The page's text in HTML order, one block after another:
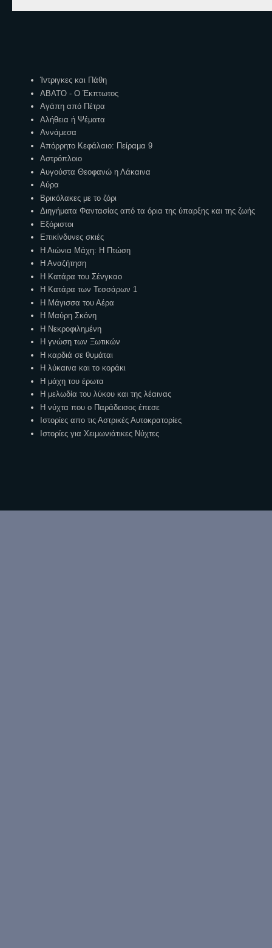
Ίντριγκες και Πάθη
ΑΒΑΤΟ - Ο Έκπτωτος
Αγάπη από Πέτρα
Αλήθεια ή Ψέματα
Αννάμεσα
Απόρρητο Κεφάλαιο: Πείραμα 9
Αστρόπλοιο
Αυγούστα Θεοφανώ η Λάκαινα
Αύρα
Βρικόλακες με το ζόρι
Διηγήματα Φαντασίας από τα όρια της ύπαρξης και της ζωής
Εξόριστοι
Επικίνδυνες σκιές
Η Αιώνια Μάχη: Η Πτώση
Η Αναζήτηση
Η Κατάρα του Σένγκαο
Η Κατάρα των Τεσσάρων 1
Η Μάγισσα του Αέρα
Η Μαύρη Σκόνη
Η Νεκροφιλημένη
Η γνώση των Ξωτικών
Η καρδιά σε θυμάται
Η λύκαινα και το κοράκι
Η μάχη του έρωτα
Η μελωδία του λύκου και της λέαινας
Η νύχτα που ο Παράδεισος έπεσε
Ιστορίες απο τις Αστρικές Αυτοκρατορίες
Ιστορίες για Χειμωνιάτικες Νύχτες